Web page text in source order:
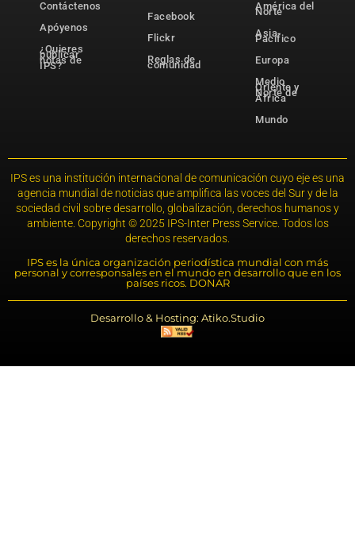
Contáctenos
Apóyenos
¿Quieres
publicar
notas de
IPS?
Facebook
Flickr
Reglas de
comunidad
América del
Norte
Asia-
Pacífico
Europa
Medio
Oriente y
Norte de
África
Mundo
IPS es una institución internacional de comunicación cuyo eje es una
agencia mundial de noticias que amplifica las voces del Sur y de la
sociedad civil sobre desarrollo, globalización, derechos humanos y
ambiente. Copyright © 2025 IPS-Inter Press Service. Todos los
derechos reservados.
IPS es la única organización periodística mundial con más
personal y corresponsales en el mundo en desarrollo que en los
países ricos. DONAR
Desarrollo & Hosting: Atiko.Studio